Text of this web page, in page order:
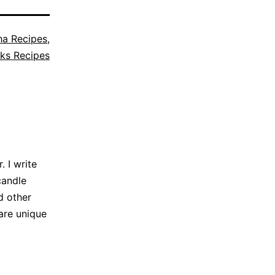
Recipes,
Recipes
I write
other
unique